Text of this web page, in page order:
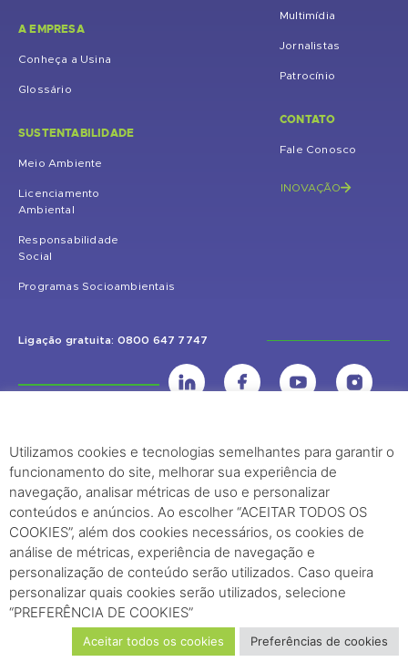
A EMPRESA
Conheça a Usina
Glossário
SUSTENTABILIDADE
Meio Ambiente
Licenciamento
Ambiental
Responsabilidade
Social
Programas Socioambientais
Multimídia
Jornalistas
Patrocínio
CONTATO
Fale Conosco
INOVAÇÃO
Ligação gratuita: 0800 647 7747
UHE Jirau
Rodovia BR-364, KM 824 S/Nº - Distrito de Jaci Paraná – Porto Velho
(RO) – CEP: 76840-000 – Telefone: (69) 2182.8600
Edifício Palácio Austregésilo de Athayde Av. Presidente Wilson, 231 -
29º Andar, Sala 2904, Centro - Rio de Janeiro, RJ Cep - 20030-021
Utilizamos cookies e tecnologias semelhantes para garantir o
funcionamento do site, melhorar sua experiência de
navegação, analisar métricas de uso e personalizar
conteúdos e anúncios. Ao escolher “ACEITAR TODOS OS
COOKIES”, além dos cookies necessários, os cookies de
análise de métricas, experiência de navegação e
personalização de conteúdo serão utilizados. Caso queira
personalizar quais cookies serão utilizados, selecione
“PREFERÊNCIA DE COOKIES”
Aceitar todos os cookies Preferências de cookies